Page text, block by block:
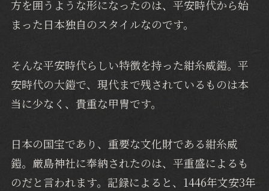
方を囲うような形になったのは、平安時代から始
まった日本独自のスタイルなのです。
そんな平安時代らしい特徴を持った紺糸威鎧。平
安時代の大鎧で、現代まで残されているものは本
当に少なく、貴重な甲冑です。
日本の国宝であり、重要な文化財である紺糸威
鎧。厳島神社に奉納されたのは、平重盛によるも
のだと言われます。記録によると、1446年文安3年